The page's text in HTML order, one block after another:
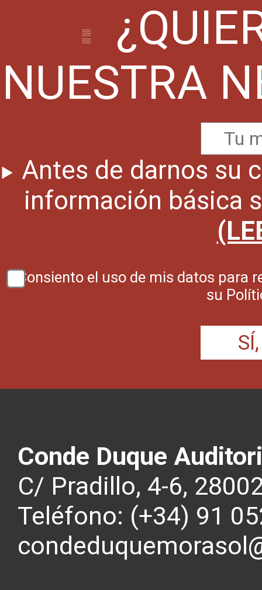
NUESTRA
Antes de darnos su
información básica
Consiento el uso de mis datos para
su
Conde Duque
C/ Pradillo, 4-6,
Teléfono: (+34) 91